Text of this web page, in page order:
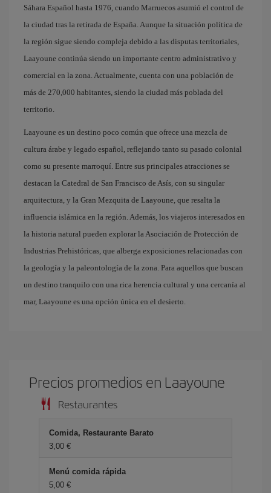
Sáhara Español hasta 1976, cuando Marruecos asumió el control de
la ciudad tras la retirada de España. Aunque la situación política de
la región sigue siendo compleja debido a las disputas territoriales,
Laayoune continúa siendo un importante centro administrativo y
comercial en la zona. Actualmente, cuenta con una población de
más de 270,000 habitantes, siendo la ciudad más poblada del
territorio.
Laayoune es un destino poco común que ofrece una mezcla de
cultura árabe y legado español, reflejando tanto su pasado colonial
como su presente marroquí. Entre sus principales atracciones se
destacan la Catedral de San Francisco de Asís, con su singular
arquitectura, y la Gran Mezquita de Laayoune, que resalta la
influencia islámica en la región. Además, los viajeros interesados en
la historia natural pueden explorar la Asociación de Protección de
Industrias Prehistóricas, que alberga exposiciones relacionadas con
la geología y la paleontología de la zona. Para aquellos que buscan
un destino tranquilo con una rica herencia cultural y una cercanía al
mar, Laayoune es una opción única en el desierto.
Precios promedios en Laayoune
Restaurantes
Comida, Restaurante Barato
3,00
Menú comida rápida
5,00